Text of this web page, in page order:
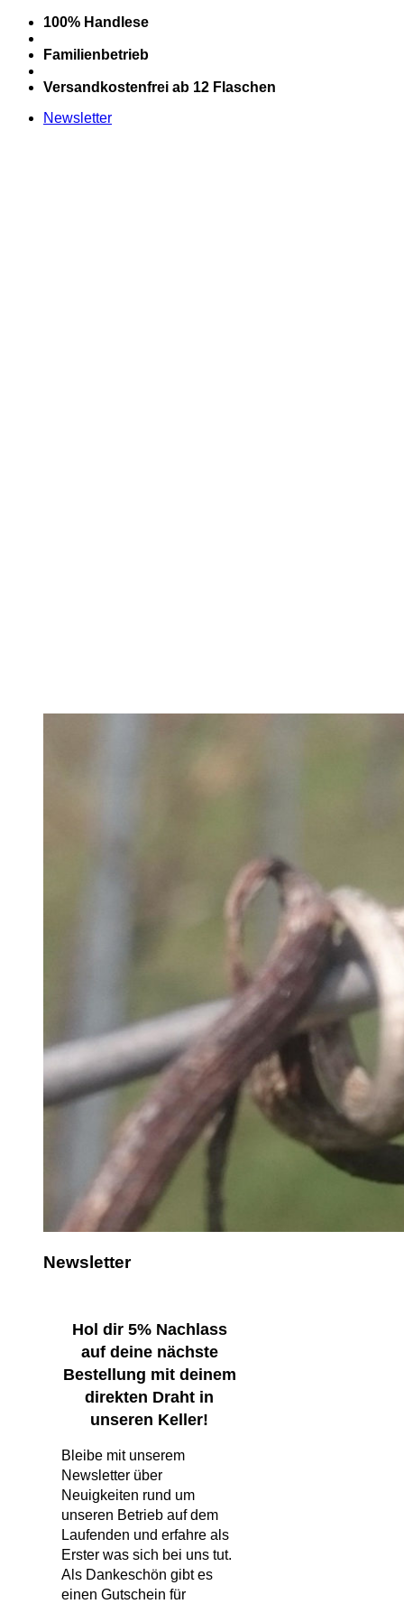
Zum
Inhalt
springen
100% Handlese
Familienbetrieb
Versandkostenfrei ab 12 Flaschen
Newsletter
Newsletter
Hol dir 5% Nachlass
auf deine nächste
Bestellung mit deinem
direkten Draht in
unseren Keller!
Bleibe mit unserem
Newsletter über
Neuigkeiten rund um
unseren Betrieb auf dem
Laufenden und erfahre als
Erster was sich bei uns tut.
Als Dankeschön gibt es
einen Gutschein für